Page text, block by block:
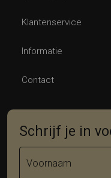
Klantenservice
Informatie
Contact
Schrijf je in
Voornaam